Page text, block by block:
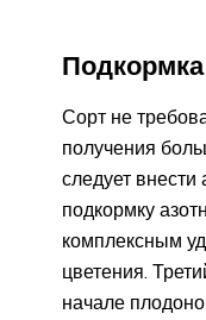
Подкормка
Сорт не
получения
следует
подкормку
комплексным
цветения.
начале